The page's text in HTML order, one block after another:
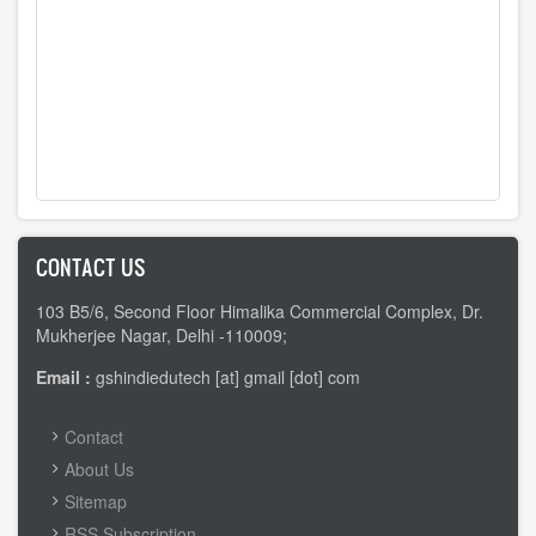
CONTACT US
103 B5/6, Second Floor Himalika Commercial Complex, Dr.
Mukherjee Nagar, Delhi -110009;
Email : gshindiedutech [at] gmail [dot] com
FOOTER
MENU
Contact
About Us
Sitemap